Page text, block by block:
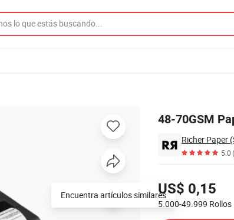
48-70GSM
Richer Paper
5.0
US$ 0,15
5.000-49.999 Rollos
Encuentra artículos similares